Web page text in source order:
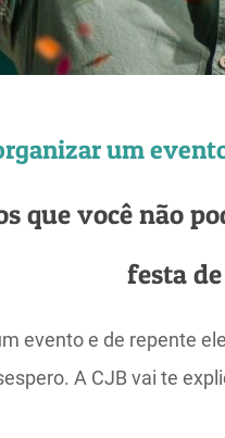
um
que você não
festa
evento e de repente
A CJB vai te